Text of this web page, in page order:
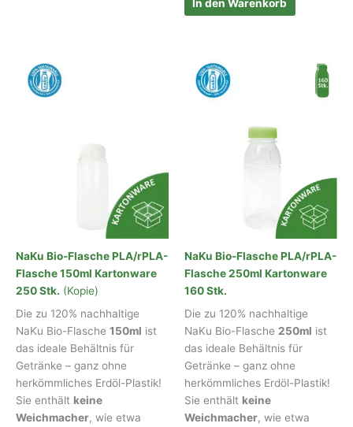
In den Warenkorb
NaKu Bio-Flasche PLA/rPLA-
Flasche 150ml Kartonware
250 Stk. (Kopie)
Die zu 120% nachhaltige
NaKu Bio-Flasche 150ml ist
das ideale Behältnis für
Getränke – ganz ohne
herkömmliches Erdöl-Plastik!
Sie enthält keine
Weichmacher, wie etwa
NaKu Bio-Flasche PLA/rPLA-
Flasche 250ml Kartonware
160 Stk.
Die zu 120% nachhaltige
NaKu Bio-Flasche 250ml ist
das ideale Behältnis für
Getränke – ganz ohne
herkömmliches Erdöl-Plastik!
Sie enthält keine
Weichmacher, wie etwa